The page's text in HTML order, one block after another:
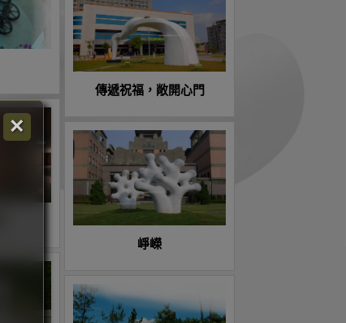
傳遞祝福，敞開心門
崢嶸
×